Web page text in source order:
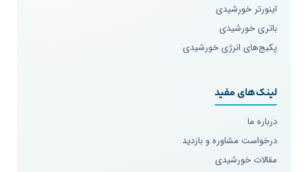
اینورتر خورشیدی
باتری خورشیدی
پکیج‌های انرژی خورشیدی
لینک‌های مفید
درباره ما
درخواست مشاوره و بازدید
مقالات خورشیدی